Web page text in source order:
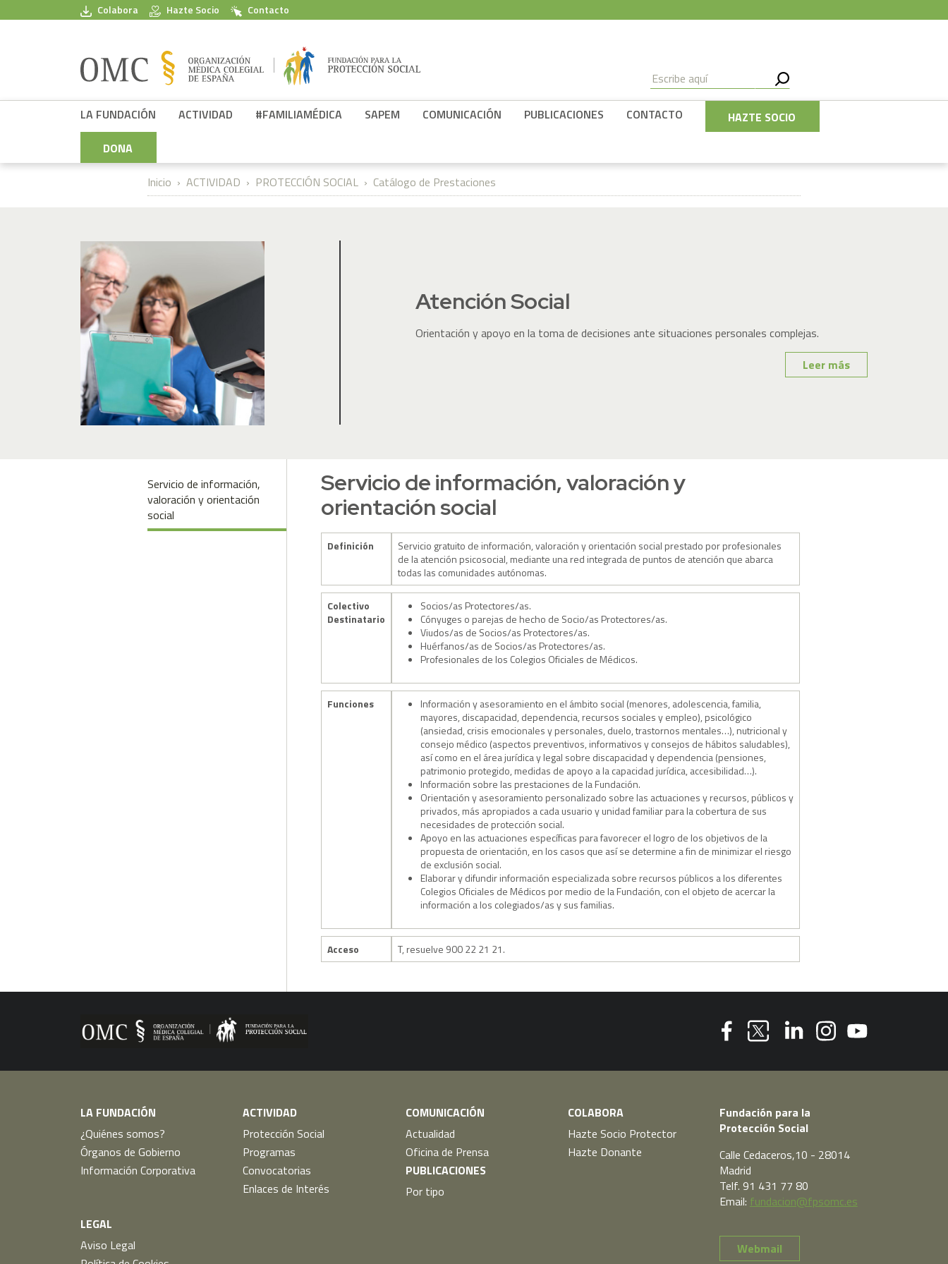
Pasar al contenido principal
Colabora Hazte Socio Contacto
LA FUNDACIÓN
ACTIVIDAD #FAMILIAMÉDICA SAPEM COMUNICACIÓN PUBLICACIONES CONTACTO
HAZTE SOCIO
DONA
Inicio
ACTIVIDAD PROTECCIÓN SOCIAL Catálogo de Prestaciones
Atención Social
Orientación y apoyo en la toma de decisiones ante situaciones personales complejas.
Leer más
Servicio de información,
valoración y orientación
social
Servicio de información, valoración y
orientación social
Definición
Servicio gratuito de información, valoración y orientación social prestado por profesionales
de la atención psicosocial, mediante una red integrada de puntos de atención que abarca
todas las comunidades autónomas.
Colectivo
Destinatario
Socios/as Protectores/as.
Cónyuges o parejas de hecho de Socio/as Protectores/as.
Viudos/as de Socios/as Protectores/as.
Huérfanos/as de Socios/as Protectores/as.
Profesionales de los Colegios Oficiales de Médicos.
Funciones
Información y asesoramiento en el ámbito social (menores, adolescencia, familia,
mayores, discapacidad, dependencia, recursos sociales y empleo), psicológico
(ansiedad, crisis emocionales y personales, duelo, trastornos mentales…), nutricional y
consejo médico (aspectos preventivos, informativos y consejos de hábitos saludables),
así como en el área jurídica y legal sobre discapacidad y dependencia (pensiones,
patrimonio protegido, medidas de apoyo a la capacidad jurídica, accesibilidad…).
Información sobre las prestaciones de la Fundación.
Orientación y asesoramiento personalizado sobre las actuaciones y recursos, públicos y
privados, más apropiados a cada usuario y unidad familiar para la cobertura de sus
necesidades de protección social.
Apoyo en las actuaciones específicas para favo­recer el logro de los objetivos de la
propuesta de orientación, en los casos que así se determine a fin de minimizar el riesgo
de exclusión social.
Elaborar y difundir información especializada sobre recursos públicos a los diferentes
Colegios Oficiales de Médicos por medio de la Fundación, con el objeto de acercar la
información a los colegiados/as y sus familias.
Acceso T, resuelve 900 22 21 21.
LA FUNDACIÓN
¿Quiénes somos?
Órganos de Gobierno
Información Corporativa
ACTIVIDAD
Protección Social
Programas
Convocatorias
Enlaces de Interés
COMUNICACIÓN
Actualidad
Oficina de Prensa
PUBLICACIONES
Por tipo
COLABORA
Hazte Socio Protector
Hazte Donante
LEGAL
Aviso Legal
Fundación para la
Protección Social
Calle Cedaceros,10 - 28014
Madrid
Telf. 91 431 77 80
Email: fundacion@fpsomc.es
Webmail